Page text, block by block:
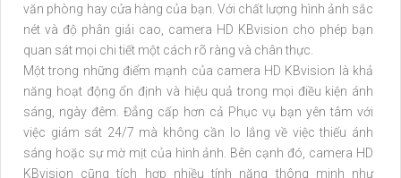
văn phòng hay cửa hàng của bạn. Với chất lượng hình ảnh sắc
nét và độ phân giải cao, camera HD KBvision cho phép bạn
quan sát mọi chi tiết một cách rõ ràng và chân thực.
Một trong những điểm mạnh của camera HD KBvision là khả
năng hoạt động ổn định và hiệu quả trong mọi điều kiện ánh
sáng, ngày đêm. Đẳng cấp hơn cả Phục vụ bạn yên tâm với
việc giám sát 24/7 mà không cần lo lắng về việc thiếu ánh
sáng hoặc sự mờ mịt của hình ảnh. Bên cạnh đó, camera HD
KBvision cũng tích hợp nhiều tính năng thông minh như